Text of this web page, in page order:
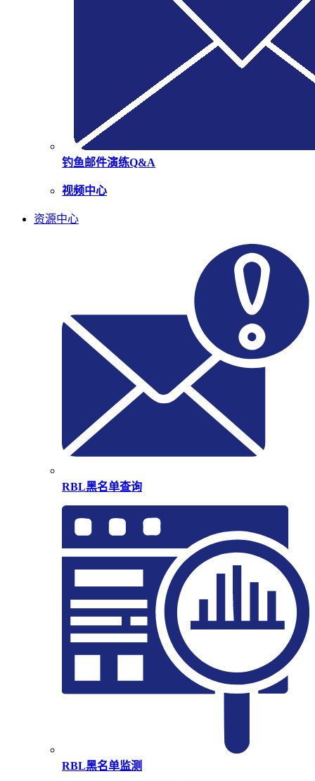
钓鱼邮件演练Q&A
视频中心
资源中心
RBL黑名单查询
RBL黑名单监测